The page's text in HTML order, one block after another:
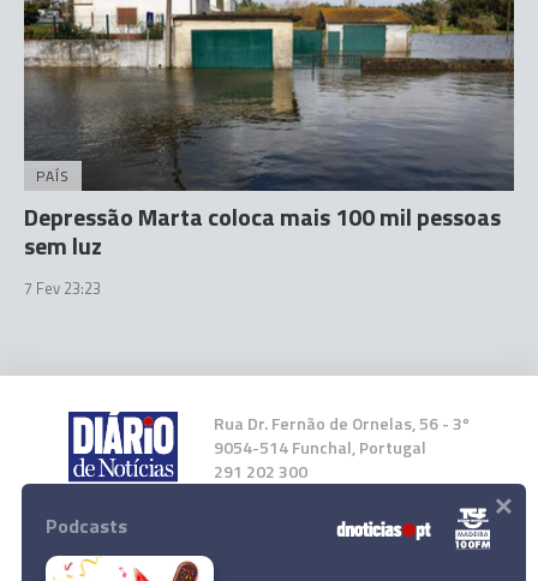
PAÍS
Depressão Marta coloca mais 100 mil pessoas
sem luz
7 Fev 23:23
Rua Dr. Fernão de Ornelas, 56 - 3º
9054-514 Funchal, Portugal
291 202 300
Instale a nossa App
Podcasts ×